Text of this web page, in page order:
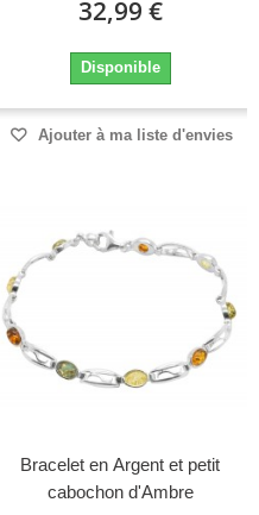
32,99 €
Disponible
Ajouter à ma liste d'envies
Bracelet en Argent et petit
cabochon d'Ambre